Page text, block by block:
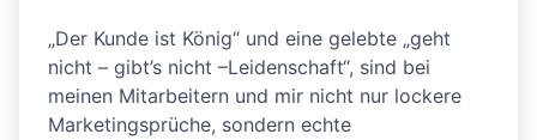
„Der Kunde ist König“ und eine gelebte „geht
nicht – gibt’s nicht –Leidenschaft“, sind bei
meinen Mitarbeitern und mir nicht nur lockere
Marketingsprüche, sondern echte